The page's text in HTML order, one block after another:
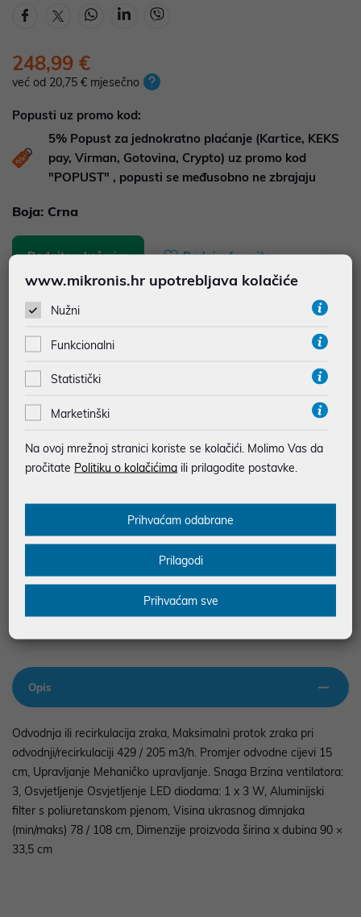
248,99 €
već od 20,75 € mjesečno
Popusti uz promo kod:
5% Popust za jednokratno plaćanje (Kartice, KEKS
pay, Virman, Gotovina, Crypto) uz promo kod
"POPUST" , popusti se međusobno ne zbrajaju
Boja: Crna
Dodajte u košaricu Dodaj u favorite
Energetska naljepnica
JAMSTVO 24 MJ.
Podaci uz artikle su prezentirani u dobroj namjeri. Mikronis d.o.o. ne
odgovara za eventualne pogreške nastale u opisu proizvoda, greške
prilikom štampanja te promjene u dostupnosti i cijene. Slike artikala su
ilustrativne prirode te ne moraju u potpunosti odgovarati artiklima. Za sve
Opis
Odvodnja ili recirkulacija zraka, Maksimalni protok zraka pri
odvodnji/recirkulaciji 429 / 205 m3/h. Promjer odvodne cijevi 15
cm, Upravljanje Mehaničko upravljanje. Snaga Brzina ventilatora:
3, Osvjetljenje Osvjetljenje LED diodama: 1 x 3 W, Aluminijski
filter s poliuretanskom pjenom, Visina ukrasnog dimnjaka
(min/maks) 78 / 108 cm, Dimenzije proizvoda širina x dubina 90 ×
33,5 cm
www.mikronis.hr upotrebljava kolačiće
Nužni
Funkcionalni
Statistički
Marketinški
Na ovoj mrežnoj stranici koriste se kolačići. Molimo Vas da
pročitate Politiku o kolačićima ili prilagodite postavke.
Prihvaćam odabrane
Prilagodi
Prihvaćam sve